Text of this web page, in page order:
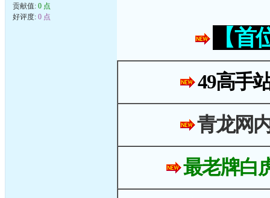
贡献值: 0 点
好评度: 0 点
【
49高手
青龙网
最老牌白